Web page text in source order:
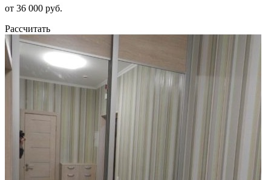
от 36 000 руб.
Рассчитать